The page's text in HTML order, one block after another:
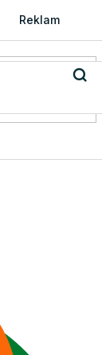
Reklamácia a